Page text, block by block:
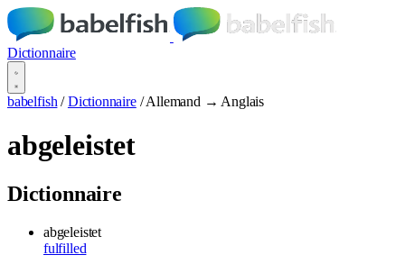
Dictionnaire
babelfish / Dictionnaire / Allemand → Anglais
abgeleistet
Dictionnaire
abgeleistet
fulfilled